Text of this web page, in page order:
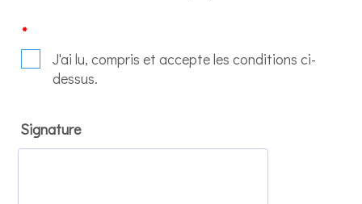
*
J'ai lu, compris et accepte les conditions ci-
dessus.
Signature